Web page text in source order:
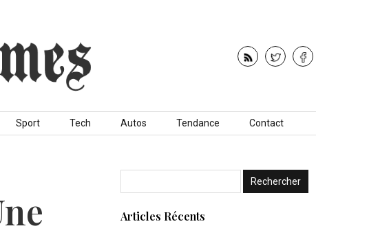
Sport Tech Autos Tendance Contact
Articles Récents